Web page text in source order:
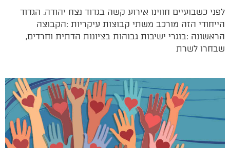
‬הראשונה‭: ‬בוגרי‭ ‬ישיבות‭ ‬גבוהות‭ ‬בציונות‭ ‬הדתית‭ ‬וחרדים‭,
‬שבחרו‭ ‬לשרת‭